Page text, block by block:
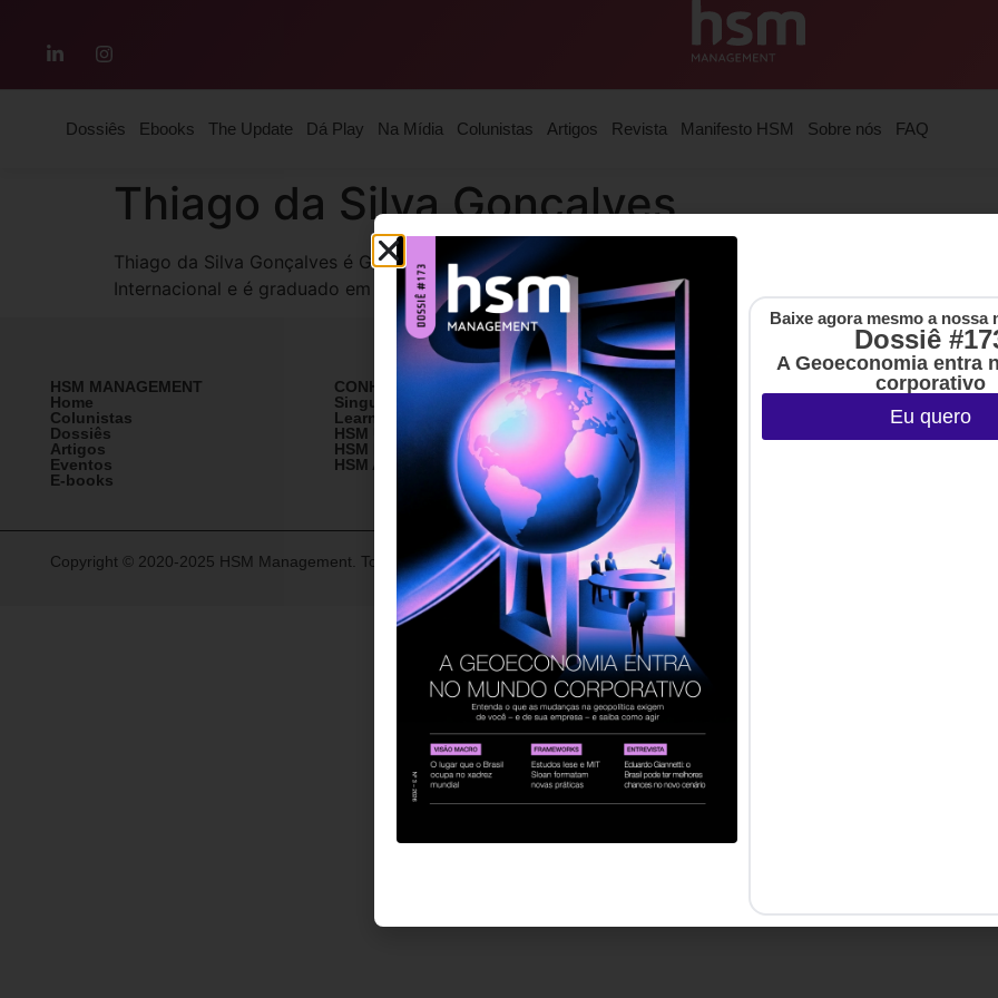
Dossiês Ebooks The Update Dá Play Na Mídia Colunistas Artigos Revista Manifesto HSM Sobre nós FAQ
Thiago da Silva Gonçalves
Thiago da Silva Gonçalves é Gerente de Jornada na Ânima Educação. Possui MBA em Gestão de
Internacional e é graduado em Gestão da Cadeia de Suprimentos e Logística pelo Centro Universitário
HSM MANAGEMENT
Home
Colunistas
Dossiês
Artigos
Eventos
E-books
CONHEÇA A HSM
SingularityU Brazil
Learning Village
HSM University
HSM Mais
HSM Academy
Copyright © 2020-2025 HSM Management. Todos os direitos reservados.
Baixe agora mesmo a nossa
Dossiê
A Geoeconomia entra
corporativo
Eu quero